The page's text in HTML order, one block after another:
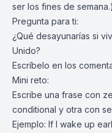
ser los fines de semana.)
Pregunta para ti:
¿Qué desayunarías si
Unido?
Escríbelo en los
Mini reto:
Escribe una frase con
conditional y otra con
Ejemplo: If I wake up